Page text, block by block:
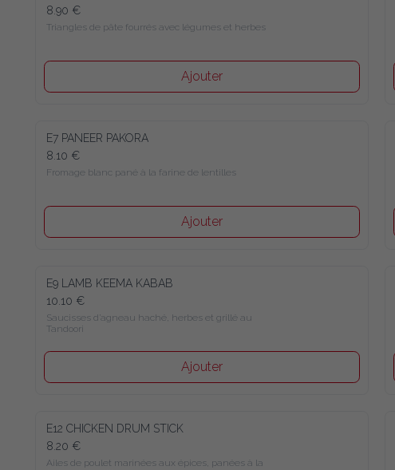
8.90 €
Triangles de pâte fourrés avec légumes et herbes
Ajouter
E7 PANEER PAKORA
8.10 €
Fromage blanc pané à la farine de lentilles
Ajouter
E9 LAMB KEEMA KABAB
10.10 €
Saucisses d’agneau haché, herbes et grillé au
Tandoori
Ajouter
E12 CHICKEN DRUM STICK
8.20 €
Ailes de poulet marinées aux épices, panées à la